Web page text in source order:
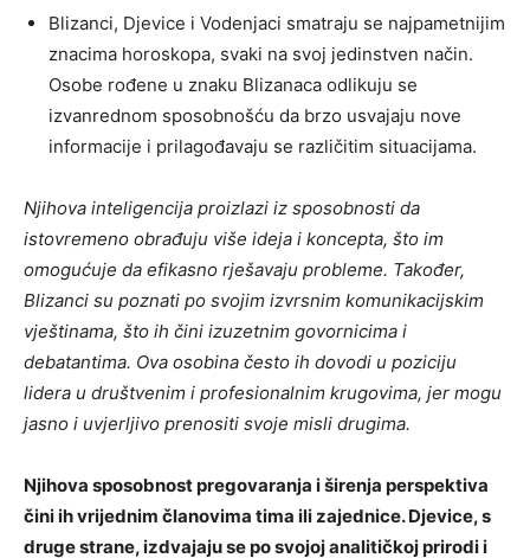
Blizanci, Djevice i Vodenjaci smatraju se najpametnijim
znacima horoskopa, svaki na svoj jedinstven način.
Osobe rođene u znaku Blizanaca odlikuju se
izvanrednom sposobnošću da brzo usvajaju nove
informacije i prilagođavaju se različitim situacijama.
Njihova inteligencija proizlazi iz sposobnosti da
istovremeno obrađuju više ideja i koncepta, što im
omogućuje da efikasno rješavaju probleme. Također,
Blizanci su poznati po svojim izvrsnim komunikacijskim
vještinama, što ih čini izuzetnim govornicima i
debatantima. Ova osobina često ih dovodi u poziciju
lidera u društvenim i profesionalnim krugovima, jer mogu
jasno i uvjerljivo prenositi svoje misli drugima.
Njihova sposobnost pregovaranja i širenja perspektiva
čini ih vrijednim članovima tima ili zajednice. Djevice, s
druge strane, izdvajaju se po svojoj analitičkoj prirodi i